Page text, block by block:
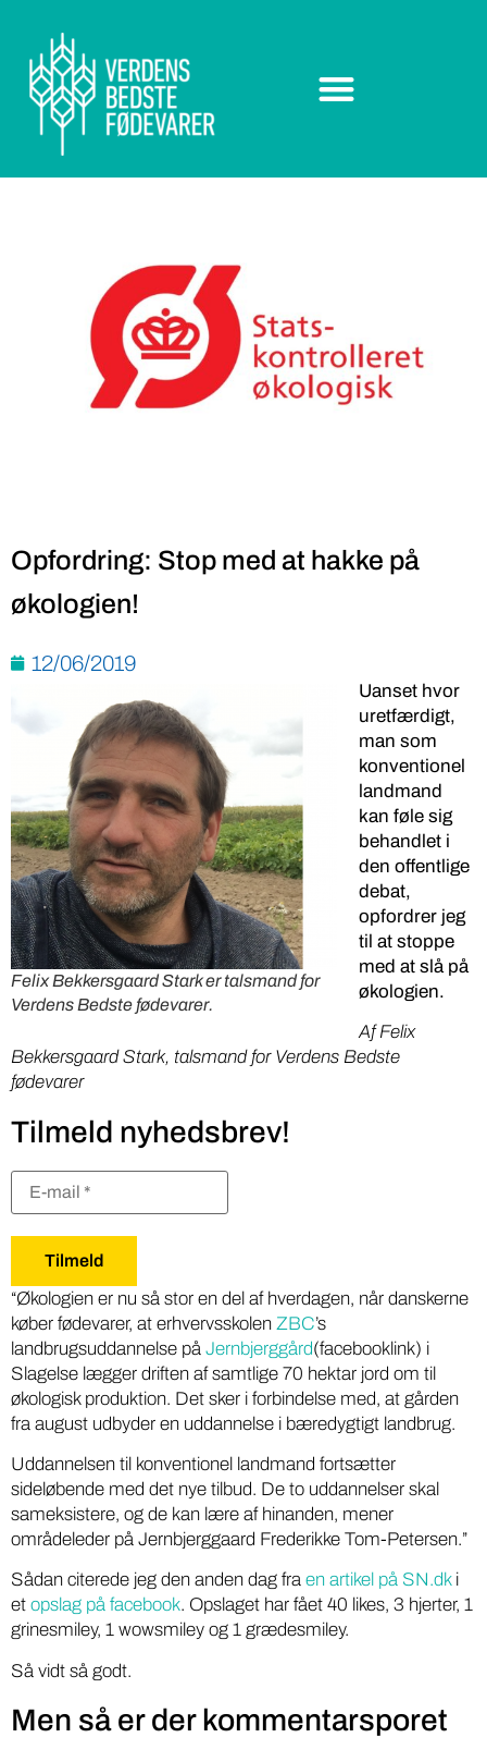
Opfordring: Stop med at hakke på
økologien!
12/06/2019
Felix Bekkersgaard Stark er talsmand for
Verdens Bedste fødevarer.
Uanset hvor
uretfærdigt,
man som
konventionel
landmand
kan føle sig
behandlet i
den offentlige
debat,
opfordrer jeg
til at stoppe
med at slå på
økologien.
Af Felix
Bekkersgaard Stark, talsmand for Verdens Bedste
fødevarer
Tilmeld nyhedsbrev!
“Økologien er nu så stor en del af hverdagen, når danskerne
køber fødevarer, at erhvervsskolen ZBC’s
landbrugsuddannelse på Jernbjerggård(facebooklink) i
Slagelse lægger driften af samtlige 70 hektar jord om til
økologisk produktion. Det sker i forbindelse med, at gården
fra august udbyder en uddannelse i bæredygtigt landbrug.
Uddannelsen til konventionel landmand fortsætter
sideløbende med det nye tilbud. De to uddannelser skal
sameksistere, og de kan lære af hinanden, mener
områdeleder på Jernbjerggaard Frederikke Tom-Petersen.”
Sådan citerede jeg den anden dag fra en artikel på SN.dki
et opslag på facebook. Opslaget har fået 40 likes, 3 hjerter, 1
grinesmiley, 1 wowsmiley og 1 grædesmiley.
Så vidt så godt.
Men så er der kommentarsporet